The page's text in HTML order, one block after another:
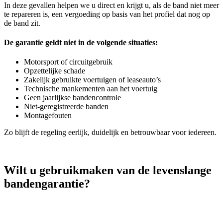
In deze gevallen helpen we u direct en krijgt u, als de band niet meer
te repareren is, een vergoeding op basis van het profiel dat nog op
de band zit.
De garantie geldt niet in de volgende situaties:
Motorsport of circuitgebruik
Opzettelijke schade
Zakelijk gebruikte voertuigen of leaseauto’s
Technische mankementen aan het voertuig
Geen jaarlijkse bandencontrole
Niet‑geregistreerde banden
Montagefouten
Zo blijft de regeling eerlijk, duidelijk en betrouwbaar voor iedereen.
Wilt u gebruikmaken van de levenslange
bandengarantie?